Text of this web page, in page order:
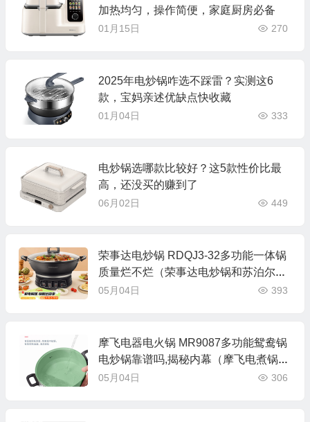
加热均匀，操作简便，家庭厨房必备
01月15日 270
2025年电炒锅咋选不踩雷？实测这6
款，宝妈亲述优缺点快收藏
01月04日 333
电炒锅选哪款比较好？这5款性价比最
高，还没买的赚到了
06月02日 449
荣事达电炒锅 RDQJ3-32多功能一体锅
质量烂不烂（荣事达电炒锅和苏泊尔电
炒锅哪个好）
05月04日 393
摩飞电器电火锅 MR9087多功能鸳鸯锅
电炒锅靠谱吗,揭秘内幕（摩飞电煮锅怎
么样）
05月04日 306